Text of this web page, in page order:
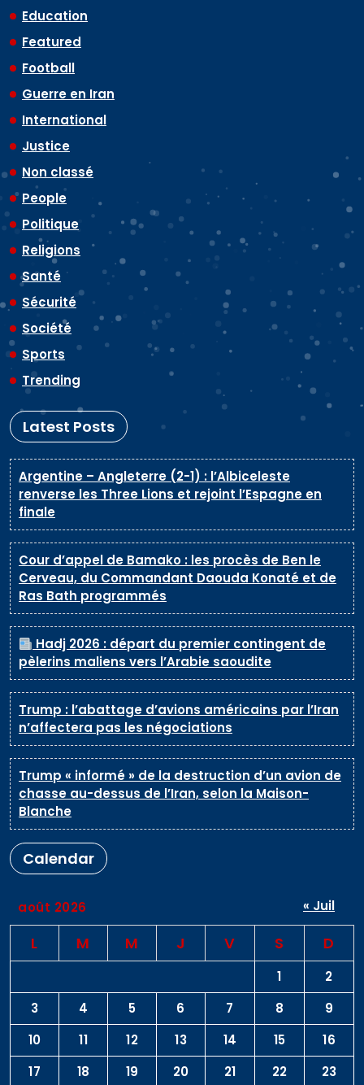
Education
Featured
Football
Guerre en Iran
International
Justice
Non classé
People
Politique
Religions
Santé
Sécurité
Société
Sports
Trending
Latest Posts
Argentine – Angleterre (2-1) : l’Albiceleste
renverse les Three Lions et rejoint l’Espagne en
finale
Cour d’appel de Bamako : les procès de Ben le
Cerveau, du Commandant Daouda Konaté et de
Ras Bath programmés
Hadj 2026 : départ du premier contingent de
pèlerins maliens vers l’Arabie saoudite
Trump : l’abattage d’avions américains par l’Iran
n’affectera pas les négociations
Trump « informé » de la destruction d’un avion de
chasse au-dessus de l’Iran, selon la Maison-
Blanche
Calendar
août 2026
L M M J V S D
1
2
3
4 5 6 7 8
9
10
11 12 13 14 15
16
17
18 19 20 21 22 23
« Juil